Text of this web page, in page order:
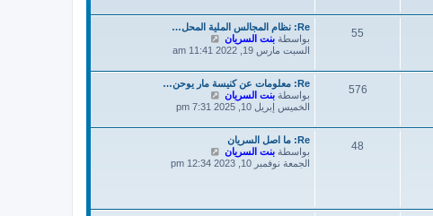
د
آ
ر
ش
ا
ك
55
Re: نظام المجالس الملية المحل…
بواسطة بنت السريان
ا
د
آ
ر
ش
ك
السبت مارس 19, 2022 11:41 am
576
Re: معلومات عن كنيسة مار يوحن…
بواسطة بنت السريان
ا
د
ر
ر
الخميس إبريل 10, 2025 7:31 pm
48
Re: ما اصل السريان
بواسطة بنت السريان
ا
خ
الجمعة نوفمبر 10, 2023 12:34 pm